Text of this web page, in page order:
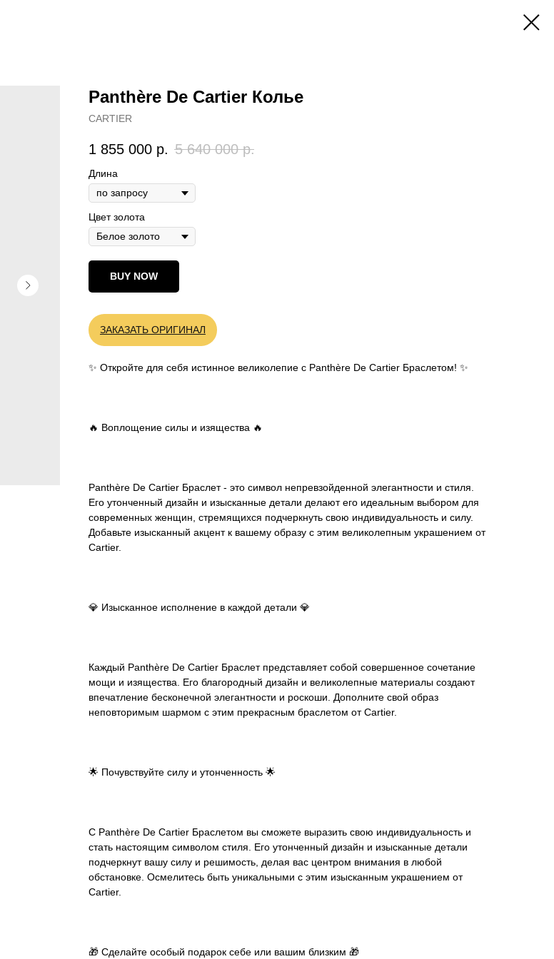
Panthère De Cartier Колье
CARTIER
1 855 000 р. 5 640 000 р.
Длина
Цвет золота
BUY NOW
ЗАКАЗАТЬ ОРИГИНАЛ
✨ Откройте для себя истинное великолепие с Panthère De Cartier Браслетом! ✨
🔥 Воплощение силы и изящества 🔥
Panthère De Cartier Браслет - это символ непревзойденной элегантности и стиля.
Его утонченный дизайн и изысканные детали делают его идеальным выбором для
современных женщин, стремящихся подчеркнуть свою индивидуальность и силу.
Добавьте изысканный акцент к вашему образу с этим великолепным украшением от
Cartier.
💎 Изысканное исполнение в каждой детали 💎
Каждый Panthère De Cartier Браслет представляет собой совершенное сочетание
мощи и изящества. Его благородный дизайн и великолепные материалы создают
впечатление бесконечной элегантности и роскоши. Дополните свой образ
неповторимым шармом с этим прекрасным браслетом от Cartier.
🌟 Почувствуйте силу и утонченность 🌟
С Panthère De Cartier Браслетом вы сможете выразить свою индивидуальность и
стать настоящим символом стиля. Его утонченный дизайн и изысканные детали
подчеркнут вашу силу и решимость, делая вас центром внимания в любой
обстановке. Осмелитесь быть уникальными с этим изысканным украшением от
Cartier.
🎁 Сделайте особый подарок себе или вашим близким 🎁